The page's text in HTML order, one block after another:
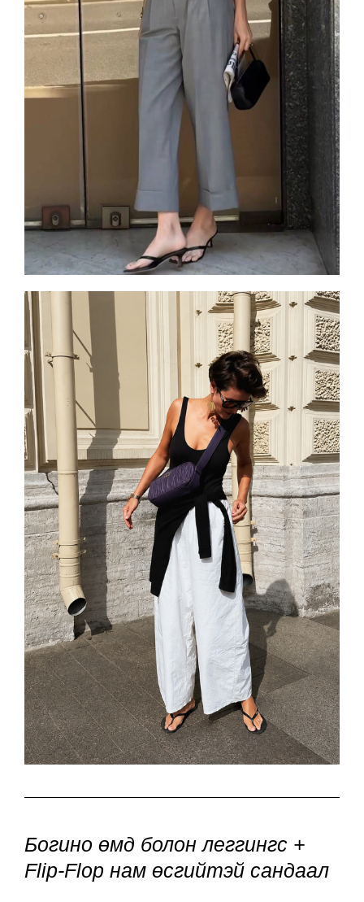
Богино өмд болон леггингс +
Flip-Flop нам өсгийтэй сандаал